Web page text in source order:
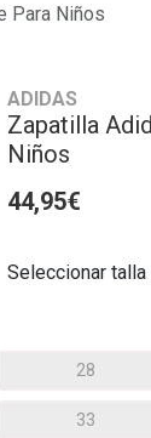
Para Niños
ADIDAS
Zapatilla
Niños
44,95€
Seleccionar talla
28
33